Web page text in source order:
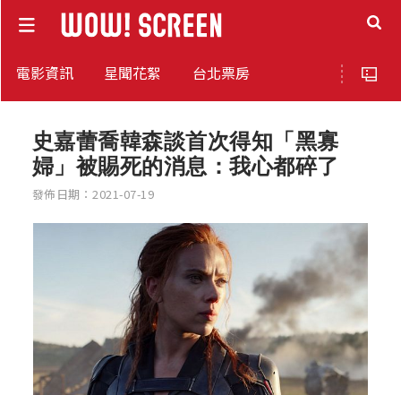
電影資訊 星聞花絮 台北票房
史嘉蕾喬韓森談首次得知「黑寡
婦」被賜死的消息：我心都碎了
發佈日期：2021-07-19